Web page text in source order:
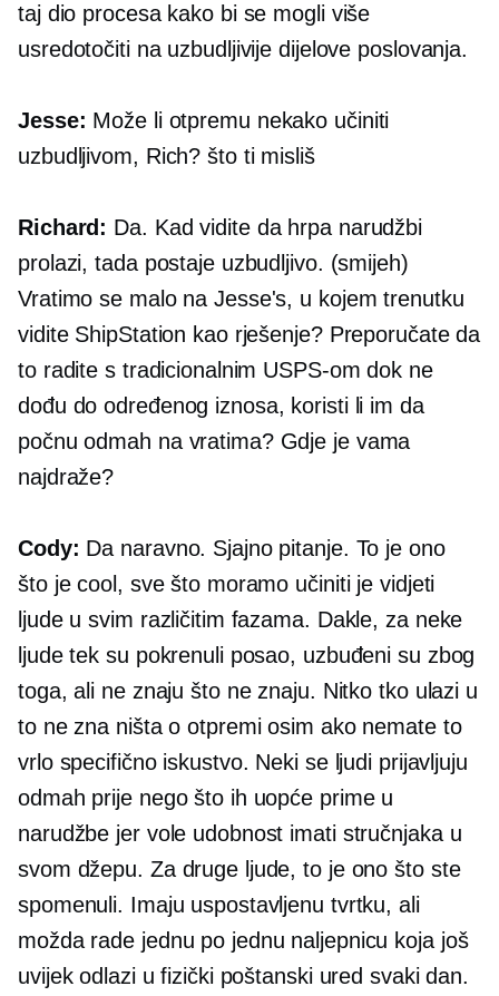
taj dio procesa kako bi se mogli više
usredotočiti na uzbudljivije dijelove poslovanja.
Jesse: Može li otpremu nekako učiniti
uzbudljivom, Rich? što ti misliš
Richard: Da. Kad vidite da hrpa narudžbi
prolazi, tada postaje uzbudljivo. (smijeh)
Vratimo se malo na Jesse's, u kojem trenutku
vidite ShipStation kao rješenje? Preporučate da
to radite s tradicionalnim USPS-om dok ne
dođu do određenog iznosa, koristi li im da
počnu odmah na vratima? Gdje je vama
najdraže?
Cody: Da naravno. Sjajno pitanje. To je ono
što je cool, sve što moramo učiniti je vidjeti
ljude u svim različitim fazama. Dakle, za neke
ljude tek su pokrenuli posao, uzbuđeni su zbog
toga, ali ne znaju što ne znaju. Nitko tko ulazi u
to ne zna ništa o otpremi osim ako nemate to
vrlo specifično iskustvo. Neki se ljudi prijavljuju
odmah prije nego što ih uopće prime u
narudžbe jer vole udobnost imati stručnjaka u
svom džepu. Za druge ljude, to je ono što ste
spomenuli. Imaju uspostavljenu tvrtku, ali
možda rade jednu po jednu naljepnicu koja još
uvijek odlazi u fizički poštanski ured svaki dan.